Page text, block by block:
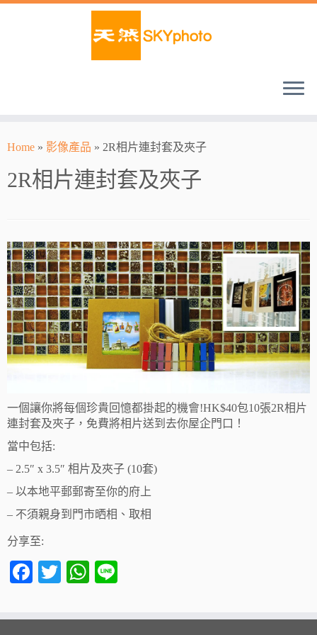
Home » 影像產品 » 2R相片連封套及夾子
2R相片連封套及夾子
一個讓你將每個珍貴回憶都掛起的機會!HK$40包10張2R相片
連封套及夾子，免費將相片送到去你屋企門口！
當中包括:
– 2.5″ x 3.5″ 相片及夾子 (10套)
– 以本地平郵郵寄至你的府上
– 不須親身到門市晒相、取相
分享至:
Fa
bo
T
tte
W
ts